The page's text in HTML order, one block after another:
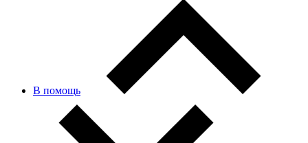
В помощь